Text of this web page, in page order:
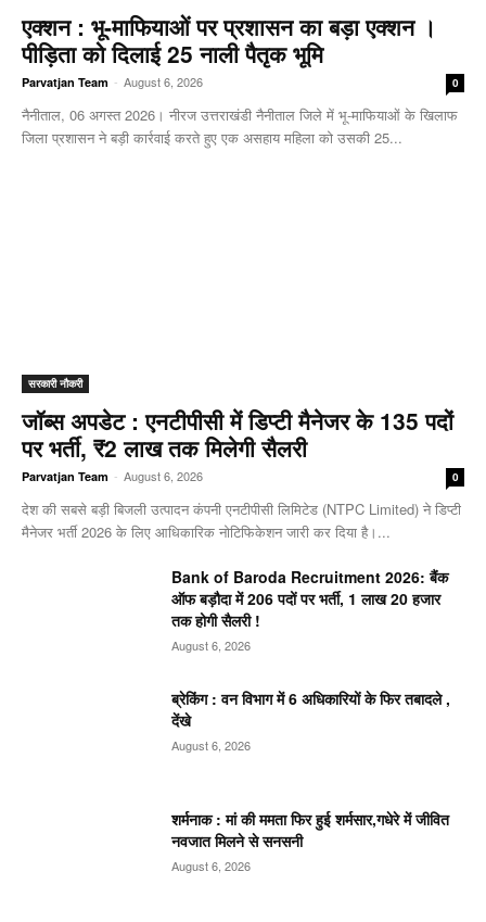
एक्शन : भू-माफियाओं पर प्रशासन का बड़ा एक्शन ।
पीड़िता को दिलाई 25 नाली पैतृक भूमि
Parvatjan Team - August 6, 2026 0
नैनीताल, 06 अगस्त 2026। नीरज उत्तराखंडी नैनीताल जिले में भू-माफियाओं के खिलाफ
जिला प्रशासन ने बड़ी कार्रवाई करते हुए एक असहाय महिला को उसकी 25...
सरकारी नौकरी
जॉब्स अपडेट : एनटीपीसी में डिप्टी मैनेजर के 135 पदों
पर भर्ती, ₹2 लाख तक मिलेगी सैलरी
Parvatjan Team - August 6, 2026 0
देश की सबसे बड़ी बिजली उत्पादन कंपनी एनटीपीसी लिमिटेड (NTPC Limited) ने डिप्टी
मैनेजर भर्ती 2026 के लिए आधिकारिक नोटिफिकेशन जारी कर दिया है।...
Bank of Baroda Recruitment 2026: बैंक
ऑफ बड़ौदा में 206 पदों पर भर्ती, 1 लाख 20 हजार
तक होगी सैलरी !
August 6, 2026
ब्रेकिंग : वन विभाग में 6 अधिकारियों के फिर तबादले ,
देंखे
August 6, 2026
शर्मनाक : मां की ममता फिर हुई शर्मसार,गधेरे में जीवित
नवजात मिलने से सनसनी
August 6, 2026